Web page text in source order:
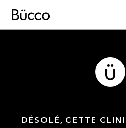
DÉSOLÉ, CETTE